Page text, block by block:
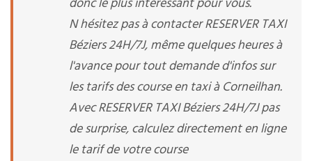
N hésitez pas à contacter RESERVER TAXI
Béziers 24H/7J, même quelques heures à
l'avance pour tout demande d'infos sur
les tarifs des course en taxi à Corneilhan.
Avec RESERVER TAXI Béziers 24H/7J pas
de surprise, calculez directement en ligne
le tarif de votre course